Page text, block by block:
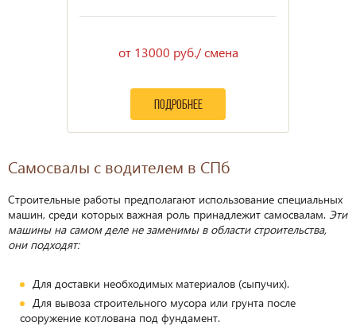
от 13000 руб./ смена
подробнее
Самосвалы с водителем в СПб
Строительные работы предполагают использование специальных
машин, среди которых важная роль принадлежит самосвалам. Эти
машины на самом деле не заменимы в области строительства,
они подходят:
Для доставки необходимых материалов (сыпучих).
Для вывоза строительного мусора или грунта после
сооружение котлована под фундамент.